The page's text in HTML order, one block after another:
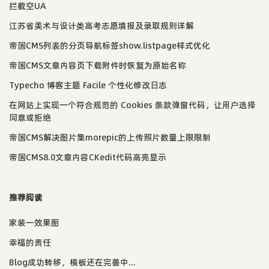
拦截空UA
江苏省美术与设计类高考志愿填报及录取规则详解
帝国CMS列表的分页导航标签show.listpage样式优化
帝国CMS文章内容页下载附件时恢复为原始名称
Typecho 博客主题 Facile 个性化修改日志
在网站上实现一个符合规范的 Cookies 条款弹窗代码，让用户选择
同意或拒绝
帝国CMS解决图片集morepic的上传照片数量上限限制
帝国CMS8.0文章内容CKedit代码高亮显示
推荐阅读
家装一效果图
幸福的责任
Blog成功转移，模板还在完善中...